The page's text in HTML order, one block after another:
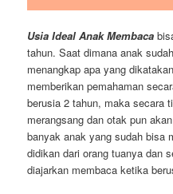
Usia Ideal Anak Membaca
tahun. Saat dimana anak
menangkap apa yang
memberikan pemahaman
berusia 2 tahun, maka secara
merangsang dan otak pun
banyak anak yang sudah bisa
didikan dari orang tuanya dan
diajarkan membaca ketika